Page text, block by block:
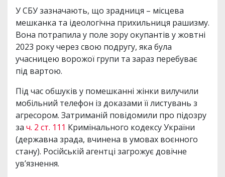
У СБУ зазначають, що зрадниця – місцева
мешканка та ідеологічна прихильниця рашизму.
Вона потрапила у поле зору окупантів у жовтні
2023 року через свою подругу, яка була
учасницею ворожої групи та зараз перебуває
під вартою.
Під час обшуків у помешканні жінки вилучили
мобільний телефон із доказами її листувань з
агресором. Затриманій повідомили про підозру
за ч. 2 ст. 111 Кримінального кодексу України
(державна зрада, вчинена в умовах воєнного
стану). Російській агентці загрожує довічне
ув’язнення.